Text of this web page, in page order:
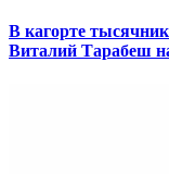
В кагорте
Виталий Тарабеш